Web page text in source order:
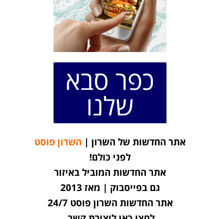
כפר סבא
שלנו
אתר החדשות של השרון | השרון פוסט
לפני כולם!
אתר החדשות המוביל באיזור
גם בפייסבוק | מאז 2013
אתר החדשות השרון פוסט 24/7